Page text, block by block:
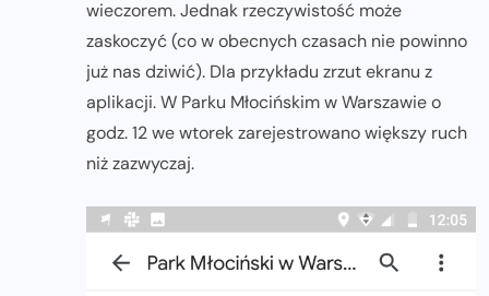
wieczorem. Jednak rzeczywistość może
zaskoczyć (co w obecnych czasach nie powinno
już nas dziwić). Dla przykładu zrzut ekranu z
aplikacji. W Parku Młocińskim w Warszawie o
godz. 12 we wtorek zarejestrowano większy ruch
niż zazwyczaj.